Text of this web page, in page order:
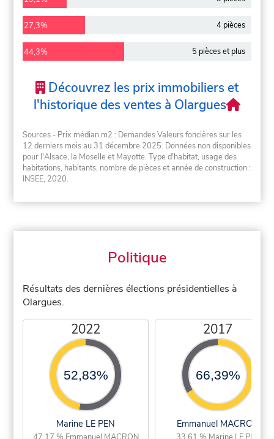
27,3% 4 pièces
44,3% 5 pièces et plus
Découvrez les prix immobiliers et
l'historique des ventes à Olargues
Sources - Prix médian m2 : Demandes Valeurs foncières sur les
12 derniers mois au 31 décembre 2025. Données non disponibles
pour l'Alsace, la Moselle et Mayotte. Type d'habitat, usage des
habitations, habitants, nombre de pièces et année de construction :
INSEE, 2020.
Politique
Résultats des dernières élections présidentielles à
Olargues.
2022
52,83%
Marine LE PEN
2017
66,39%
Emmanuel MACRON